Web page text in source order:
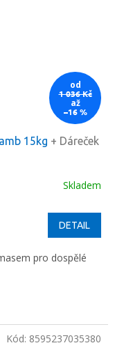
od
1 036 Kč
až
–16 %
15kg + Dáreček
Skladem
DETAIL
pro dospělé
Kód: 8595237035380